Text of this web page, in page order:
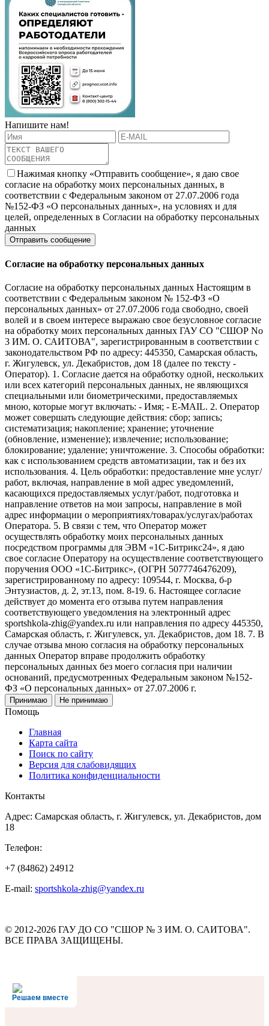
Напишите нам!
Нажимая кнопку «Отправить сообщение», я даю свое
согласие на обработку моих персональных данных, в
соответствии с Федеральным законом от 27.07.2006 года
№152-ФЗ «О персональных данных», на условиях и для
целей, определенных в Согласии на обработку персональных
данных
Согласие на обработку персональных данных
Согласие на обработку персональных данных Настоящим в
соответствии с Федеральным законом № 152-ФЗ «О
персональных данных» от 27.07.2006 года свободно, своей
волей и в своем интересе выражаю свое безусловное согласие
на обработку моих персональных данных ГАУ СО "СШОР No
3 ИМ. О. САИТОВА", зарегистрированным в соответствии с
законодательством РФ по адресу: 445350, Самарская область,
г. Жигулевск, ул. Декабристов, дом 18 (далее по тексту -
Оператор). 1. Согласие дается на обработку одной, нескольких
или всех категорий персональных данных, не являющихся
специальными или биометрическими, предоставляемых
мною, которые могут включать: - Имя; - E-MAIL. 2. Оператор
может совершать следующие действия: сбор; запись;
систематизация; накопление; хранение; уточнение
(обновление, изменение); извлечение; использование;
блокирование; удаление; уничтожение. 3. Способы обработки:
как с использованием средств автоматизации, так и без их
использования. 4. Цель обработки: предоставление мне услуг/
работ, включая, направление в мой адрес уведомлений,
касающихся предоставляемых услуг/работ, подготовка и
направление ответов на мои запросы, направление в мой
адрес информации о мероприятиях/товарах/услугах/работах
Оператора. 5. В связи с тем, что Оператор может
осуществлять обработку моих персональных данных
посредством программы для ЭВМ «1С-Битрикс24», я даю
свое согласие Оператору на осуществление соответствующего
поручения ООО «1С-Битрикс», (ОГРН 5077746476209),
зарегистрированному по адресу: 109544, г. Москва, б-р
Энтузиастов, д. 2, эт.13, пом. 8-19. 6. Настоящее согласие
действует до момента его отзыва путем направления
соответствующего уведомления на электронный адрес
sportshkola-zhig@yandex.ru или направления по адресу 445350,
Самарская область, г. Жигулевск, ул. Декабристов, дом 18. 7. В
случае отзыва мною согласия на обработку персональных
данных Оператор вправе продолжить обработку
персональных данных без моего согласия при наличии
оснований, предусмотренных Федеральным законом №152-
ФЗ «О персональных данных» от 27.07.2006 г.
Принимаю Не принимаю
Помощь
Главная
Карта сайта
Поиск по сайту
Версия для слабовидящих
Политика конфиденциальности
Контакты
Адрес: Самарская область, г. Жигулевск, ул. Декабристов, дом
18
Телефон:
+7 (84862) 24912
E-mail: sportshkola-zhig@yandex.ru
© 2012-2026 ГАУ ДО СО "СШОР № 3 ИМ. О. САИТОВА".
ВСЕ ПРАВА ЗАЩИЩЕНЫ.
Решаем вместе